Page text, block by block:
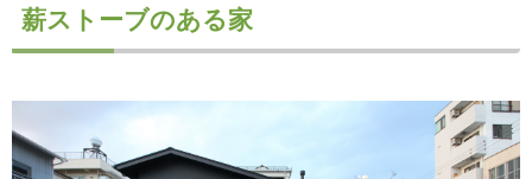
まちづくり
商業・事業施設 医療・福祉施設・幼稚園
公共施設
薪ストーブのある家